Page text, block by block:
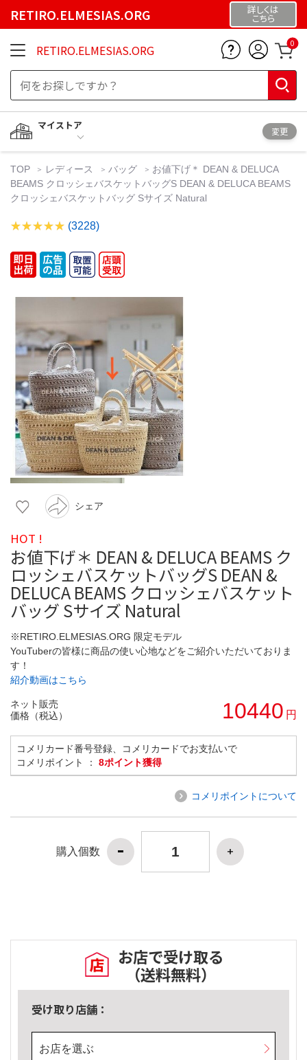
RETIRO.ELMESIAS.ORG 詳しくは
こちら
RETIRO.ELMESIAS.ORG 0
マイストア
変更
TOP レディース バッグ
お値下げ＊ DEAN & DELUCA
BEAMS クロッシェバスケットバッグS DEAN & DELUCA BEAMS
クロッシェバスケットバッグ Sサイズ Natural
(3228)
シェア
HOT !
お値下げ＊ DEAN & DELUCA BEAMS ク
ロッシェバスケットバッグS DEAN &
DELUCA BEAMS クロッシェバスケット
バッグ Sサイズ Natural
※RETIRO.ELMESIAS.ORG 限定モデル
YouTuberの皆様に商品の使い心地などをご紹介いただいておりま
す！
紹介動画はこちら
ネット販売
価格（税込）
10440 円
コメリカード番号登録、コメリカードでお支払いで
コメリポイント ： 8ポイント獲得
コメリポイントについて
購入個数
お店で受け取る
（送料無料）
受け取り店舗：
お店を選ぶ